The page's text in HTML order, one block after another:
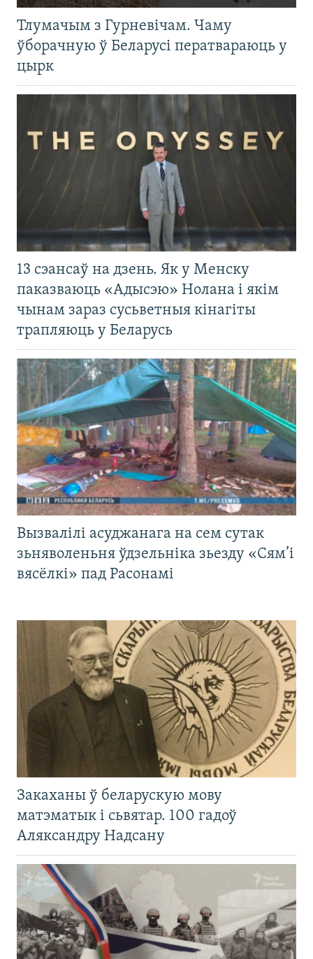
Тлумачым з Гурневічам. Чаму
ўборачную ў Беларусі ператвараюць у
цырк
13 сэансаў на дзень. Як у Менску
паказваюць «Адысэю» Нолана і якім
чынам зараз сусьветныя кінагіты
трапляюць у Беларусь
Вызвалілі асуджанага на сем сутак
зьняволеньня ўдзельніка зьезду «Сям’і
вясёлкі» пад Расонамі
Закаханы ў беларускую мову
матэматык і сьвятар. 100 гадоў
Аляксандру Надсану